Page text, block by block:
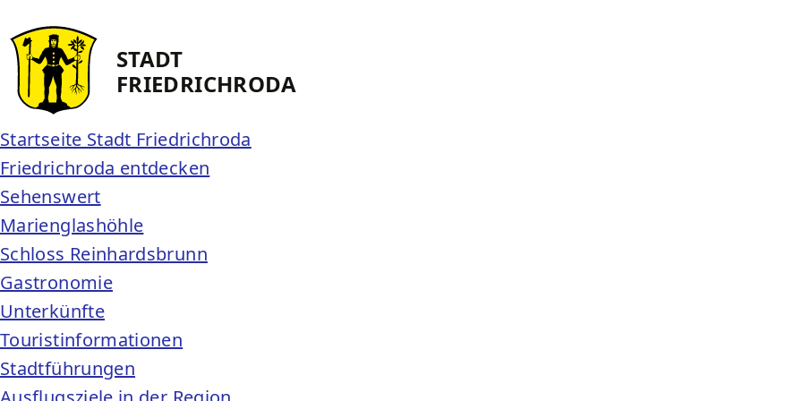
STADT
FRIEDRICH­RODA
Startseite Stadt Friedrichroda
Friedrichroda entdecken
Sehenswert
Marienglashöhle
Schloss Reinhardsbrunn
Gastronomie
Unterkünfte
Touristinformationen
Stadtführungen